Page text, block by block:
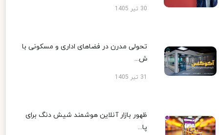
30 تیر 1405
تحولی مدرن در فضاهای اداری و مسکونی با
ش...
ظهور بازار آنلاین هوشمند شیش دنگ برای
پا...